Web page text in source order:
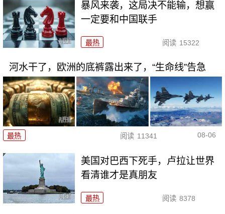
暴风来袭，这局决不能输，想赢
一定要和中国联手
最热 阅读 15322
河水干了，欧洲的底裤露出来了，“生命线”告急
最热 阅读 11341 08-06
美国对巴西下死手，卢拉让世界
看清谁才是真朋友
最热 阅读 8378